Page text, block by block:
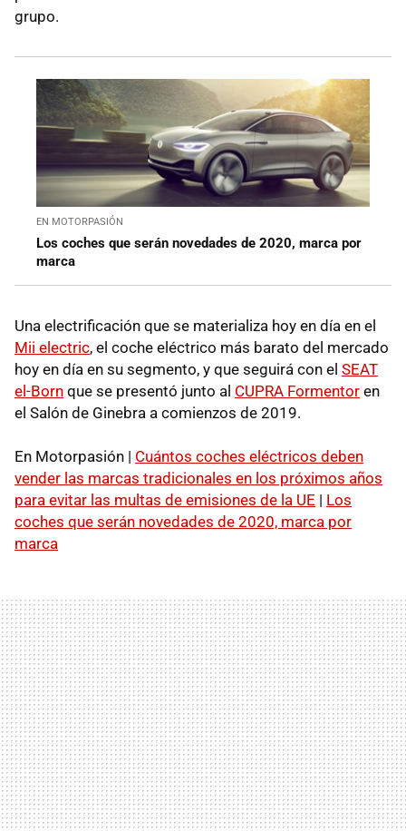
grupo.
EN MOTORPASIÓN
Los coches que serán novedades de 2020, marca por
marca
Una electrificación que se materializa hoy en día en el
Mii electric, el coche eléctrico más barato del mercado
hoy en día en su segmento, y que seguirá con el SEAT
el-Born que se presentó junto al CUPRA Formentor en
el Salón de Ginebra a comienzos de 2019.
En Motorpasión | Cuántos coches eléctricos deben
vender las marcas tradicionales en los próximos años
para evitar las multas de emisiones de la UE | Los
coches que serán novedades de 2020, marca por
marca